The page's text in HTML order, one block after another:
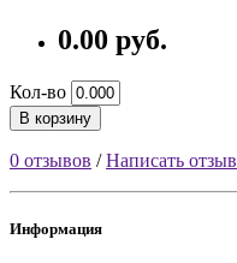
0.00 руб.
Кол-во
В корзину
0 отзывов /Написать отзыв
Информация